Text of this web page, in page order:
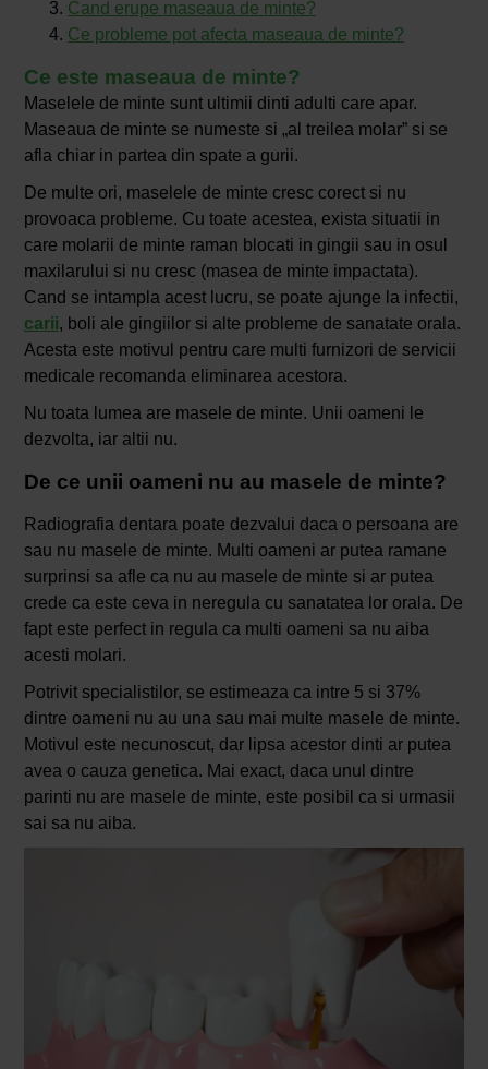
Cand erupe maseaua de minte?
Ce probleme pot afecta maseaua de minte?
Ce este maseaua de minte?
Maselele de minte sunt ultimii dinti adulti care apar.
Maseaua de minte se numeste si „al treilea molar” si se
afla chiar in partea din spate a gurii.
De multe ori, maselele de minte cresc corect si nu
provoaca probleme. Cu toate acestea, exista situatii in
care molarii de minte raman blocati in gingii sau in osul
maxilarului si nu cresc (masea de minte impactata).
Cand se intampla acest lucru, se poate ajunge la infectii,
carii, boli ale gingiilor si alte probleme de sanatate orala.
Acesta este motivul pentru care multi furnizori de servicii
medicale recomanda eliminarea acestora.
Nu toata lumea are masele de minte. Unii oameni le
dezvolta, iar altii nu.
De ce unii oameni nu au masele de minte?
Radiografia dentara poate dezvalui daca o persoana are
sau nu masele de minte. Multi oameni ar putea ramane
surprinsi sa afle ca nu au masele de minte si ar putea
crede ca este ceva in neregula cu sanatatea lor orala. De
fapt este perfect in regula ca multi oameni sa nu aiba
acesti molari.
Potrivit specialistilor, se estimeaza ca intre 5 si 37%
dintre oameni nu au una sau mai multe masele de minte.
Motivul este necunoscut, dar lipsa acestor dinti ar putea
avea o cauza genetica. Mai exact, daca unul dintre
parinti nu are masele de minte, este posibil ca si urmasii
sai sa nu aiba.